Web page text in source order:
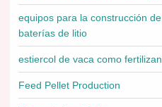
equipos para la construcción
baterías de litio
estiercol de vaca como
Feed Pellet Production